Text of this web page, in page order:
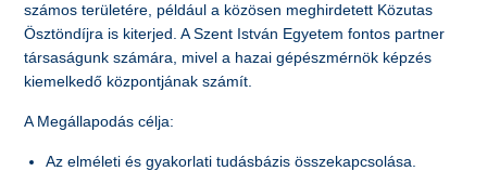
számos területére, például a közösen meghirdetett Közutas
Ösztöndíjra is kiterjed. A Szent István Egyetem fontos partner
társaságunk számára, mivel a hazai gépészmérnök képzés
kiemelkedő központjának számít.
A Megállapodás célja:
Az elméleti és gyakorlati tudásbázis összekapcsolása.